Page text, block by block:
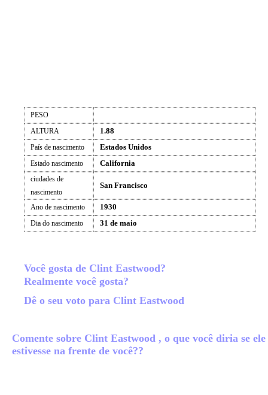
PESO
ALTURA
1.88
País de nascimento Estados Unidos
Estado nascimento California
ciudades de
nascimento
San Francisco
Ano de nascimento 1930
Dia do nascimento 31 de maio
Você gosta de Clint Eastwood?
Realmente você gosta?
Dê o seu voto para Clint Eastwood
Comente sobre Clint Eastwood , o que você diria se ele
estivesse na frente de você??